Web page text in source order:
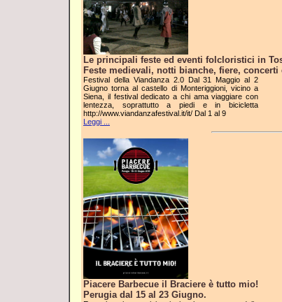
Le principali feste ed eventi folcloristici in
Feste medievali, notti bianche, fiere, concerti
Festival della Viandanza 2.0 Dal 31 Maggio al 2
Giugno torna al castello di Monteriggioni, vicino a
Siena, il festival dedicato a chi ama viaggiare con
lentezza, soprattutto a piedi e in bicicletta
http://www.viandanzafestival.it/it/ Dal 1 al 9
Leggi ...
Piacere Barbecue il Braciere è tutto mio!
Perugia dal 15 al 23 Giugno.